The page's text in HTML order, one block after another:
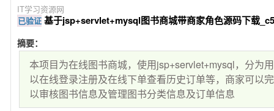
IT学习资源网
已验证 基于jsp+servlet+mysql图书商城带商家角色源码下载
摘要：
本项目为在线图书商城，使用jsp+servlet+mysql，分为
以在线登录注册及在线下单查看历史订单等，商家可以
以审核图书信息及管理图书分类信息及订单信息